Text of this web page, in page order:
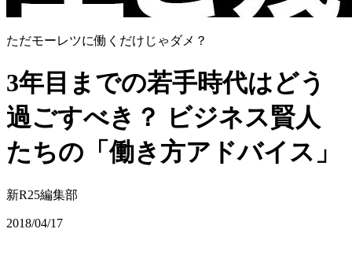
ただモーレツに働くだけじゃダメ？
3年目までの若手時代はどう
過ごすべき？ ビジネス賢人
たちの「働き方アドバイス」
新R25編集部
2018/04/17